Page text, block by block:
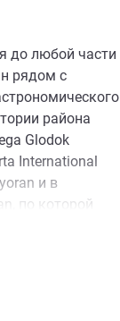
до любой части
рядом с
района
Glodok
International
и в
по которой